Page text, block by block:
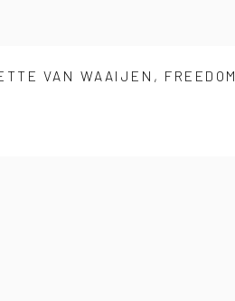
VAN WAAIJEN , FREEDOM